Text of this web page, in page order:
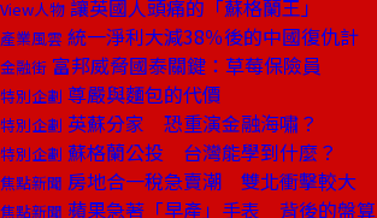
View人物 讓英國人頭痛的「蘇格蘭王」
產業風雲 統一淨利大減38％後的中國復仇計
金融街 富邦威脅國泰關鍵：草莓保險員
特別企劃 尊嚴與麵包的代價
特別企劃 英蘇分家 恐重演金融海嘯？
特別企劃 蘇格蘭公投 台灣能學到什麼？
焦點新聞 房地合一稅急賣潮 雙北衝擊較大
焦點新聞 蘋果急著「早產」手表 背後的盤算